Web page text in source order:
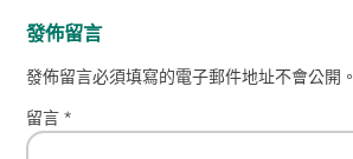
發佈留言
發佈留言必須填寫的電子郵件地址不會公開。
留言*